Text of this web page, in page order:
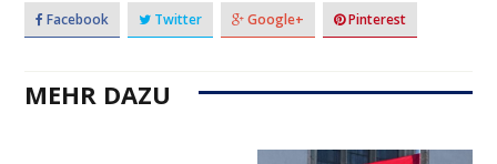
Facebook Twitter Google+ Pinterest
MEHR DAZU